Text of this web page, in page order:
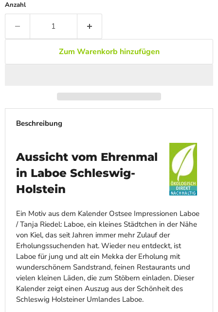
Anzahl
Zum Warenkorb hinzufügen
Beschreibung
Aussicht vom Ehrenmal
in Laboe Schleswig-
Holstein
Ein Motiv aus dem Kalender Ostsee Impressionen Laboe
/ Tanja Riedel: Laboe, ein kleines Städtchen in der Nähe
von Kiel, das seit Jahren immer mehr Zulauf der
Erholungssuchenden hat. Wieder neu entdeckt, ist
Laboe für jung und alt ein Mekka der Erholung mit
wunderschönem Sandstrand, feinen Restaurants und
vielen kleinen Läden, die zum Stöbern einladen. Dieser
Kalender zeigt einen Auszug aus der Schönheit des
Schleswig Holsteiner Umlandes Laboe.